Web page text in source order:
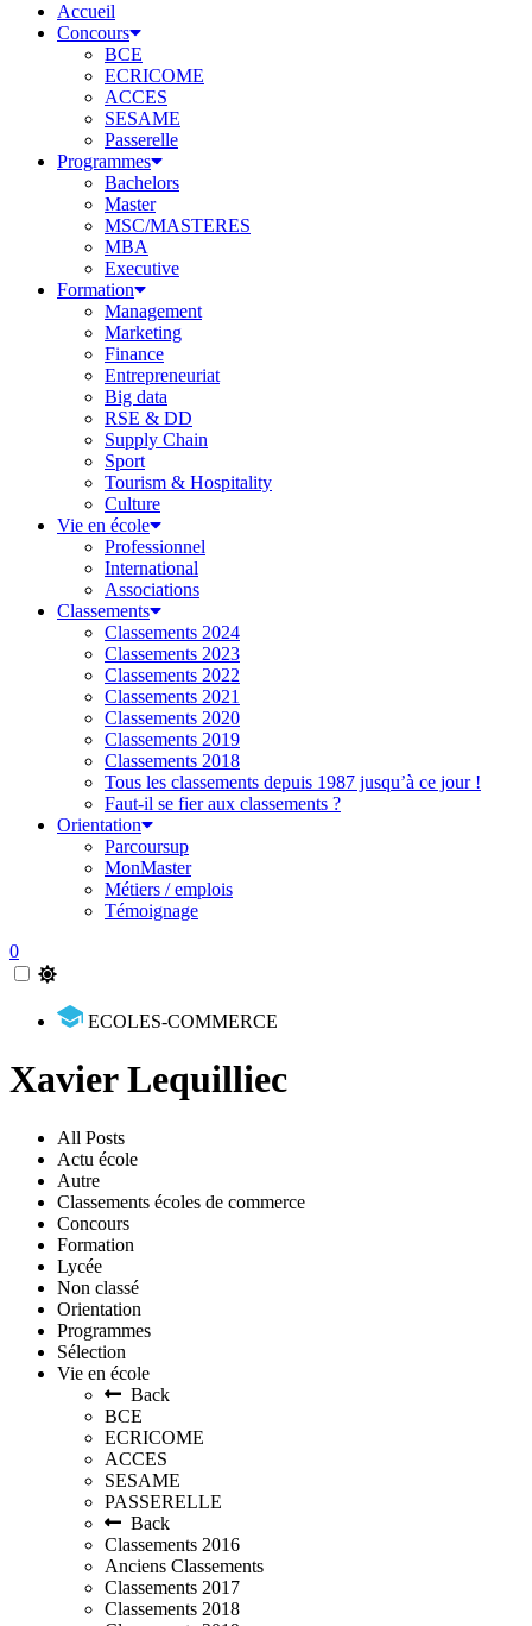
Accueil
Concours
BCE
ECRICOME
ACCES
SESAME
Passerelle
Programmes
Bachelors
Master
MSC/MASTERES
MBA
Executive
Formation
Management
Marketing
Finance
Entrepreneuriat
Big data
RSE & DD
Supply Chain
Sport
Tourism & Hospitality
Culture
Vie en école
Professionnel
International
Associations
Classements
Classements 2024
Classements 2023
Classements 2022
Classements 2021
Classements 2020
Classements 2019
Classements 2018
Tous les classements depuis 1987 jusqu’à ce jour !
Faut-il se fier aux classements ?
Orientation
Parcoursup
MonMaster
Métiers / emplois
Témoignage
0
ECOLES-COMMERCE
Xavier Lequilliec
All Posts
Actu école
Autre
Classements écoles de commerce
Concours
Formation
Lycée
Non classé
Orientation
Programmes
Sélection
Vie en école
Back
BCE
ECRICOME
ACCES
SESAME
PASSERELLE
Back
Classements 2016
Anciens Classements
Classements 2017
Classements 2018